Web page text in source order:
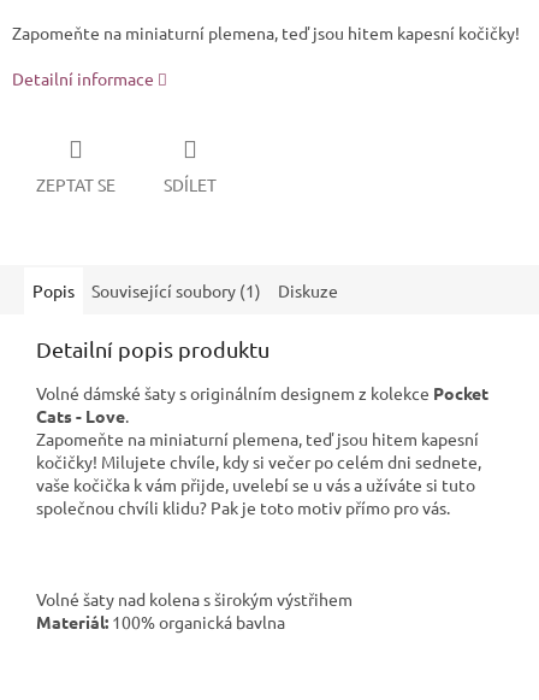
Zapomeňte na miniaturní plemena, teď jsou hitem kapesní kočičky!
Detailní informace
ZEPTAT SE SDÍLET
Popis Související soubory (1) Diskuze
Detailní popis produktu
Volné dámské šaty s originálním designem z kolekce Pocket
Cats - Love.
Zapomeňte na miniaturní plemena, teď jsou hitem kapesní
kočičky! Milujete chvíle, kdy si večer po celém dni sednete,
vaše kočička k vám přijde, uvelebí se u vás a užíváte si tuto
společnou chvíli klidu? Pak je toto motiv přímo pro vás.
Volné šaty nad kolena s širokým výstřihem
Materiál: 100% organická bavlna